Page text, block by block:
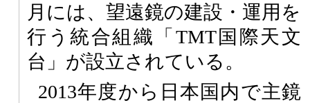
月には、望遠鏡の建設・運用を
行う統合組織「TMT国際天文
台」が設立されている。
2013年度から日本国内で主鏡